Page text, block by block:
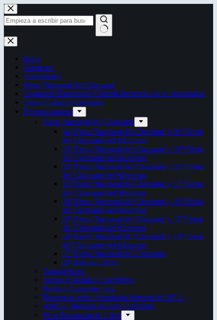
Saltar
al
contenido
Sin
resultados
Inicio
Contactos
Autoridades
Fiesta Nacional del Chamamé
Chamamé: Patrimonio Cultural Inmaterial de la Humanidad
Censo Cultural Correntino
Eventos anuales
Fiesta Nacional del Chamamé
34ª Fiesta Nacional del Chamamé y 20ª Fiesta
del Chamamé del Mercosur
33ª Fiesta Nacional del Chamamé y 19ª Fiesta
del Chamamé del Mercosur
32ª Fiesta Nacional del Chamamé y 18ª Fiesta
del Chamamé del Mercosur
31ª Fiesta Nacional del Chamamé y 17ª Fiesta
del Chamamé del Mercosur
30ª Fiesta Nacional del Chamamé y 16ª Fiesta
del Chamamé del Mercosur
29ª Fiesta Nacional del Chamamé y 15ª Fiesta
del Chamamé del Mercosur
28ª Fiesta Nacional del Chamamé y 14ª Fiesta
del Chamamé del Mercosur
27ª Fiesta Nacional del Chamamé
26ª Edición. 2016.
Taragüi Rock
Juegos Culturales Correntinos
Festival Corrientes Jazz
Encuentro sobre Patrimonio Integral del NEA
ArteCo. Mercado de Arte Corrientes
Feria Provincial del Libro